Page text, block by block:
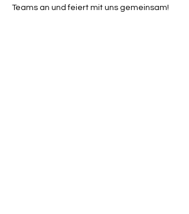
Teams an und feiert mit uns gemeinsam!